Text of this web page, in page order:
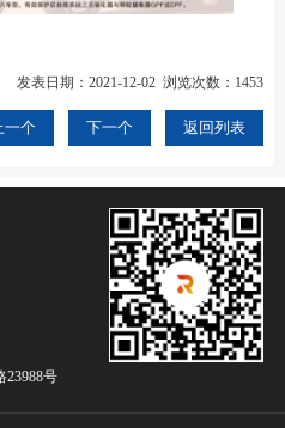
发表日期：2021-12-02 浏览次数：1453
一个 下一个 返回列表
23988号